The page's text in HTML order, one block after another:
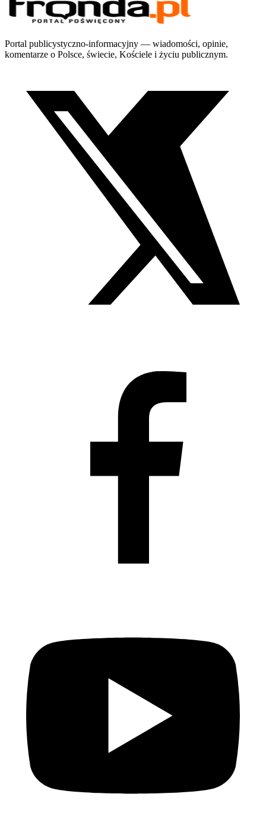
Portal publicystyczno-informacyjny — wiadomości, opinie,
komentarze o Polsce, świecie, Kościele i życiu publicznym.